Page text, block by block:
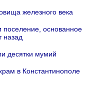
железного века
поселение, основанное
назад
десятки мумий
в Константинополе